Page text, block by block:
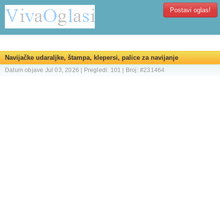
Postavi oglas!
Navijačke udaraljke, štampa, klepersi, palice za navijanje
Datum objave Jul 03, 2026 | Pregledi: 101 | Broj: #231464